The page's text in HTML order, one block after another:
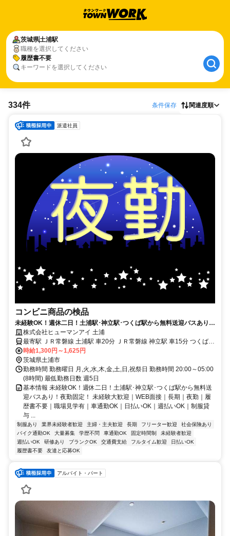
茨城県土浦駅
職種を選択してください
履歴書不要
キーワードを選択してください
334件 条件保存 関連度順
派遣社員
コンビニ商品の検品
未経験OK！週休二日！土浦駅･神立駅･つくば駅から無料送迎バスあり！
夜勤固定！
株式会社ヒューマンアイ 土浦
最寄駅 ＪＲ常磐線 土浦駅 車20分 ＪＲ常磐線 神立駅 車15分 つくばエ
クスプレス つくば駅 車15分 土浦・神立駅・つくば駅から無料送迎バ
時給1,300円～1,625円
茨城県土浦市
勤務時間 勤務曜日 月,火,水,木,金,土,日,祝祭日 勤務時間 20:00～05:00
(8時間) 最低勤務日数 週5日
基本情報 未経験OK！週休二日！土浦駅･神立駅･つくば駅から無料送
迎バスあり！夜勤固定！ 未経験大歓迎｜WEB面接｜長期｜夜勤｜履
歴書不要｜職場見学有｜車通勤OK｜日払いOK｜週払いOK｜制服貸
与 ...
制服あり 業界未経験者歓迎 主婦・主夫歓迎 長期 フリーター歓迎
社会保険あり
バイク通勤OK
大量募集 学歴不問 車通勤OK 固定時間制
未経験者歓迎
週払いOK
研修あり ブランクOK 交通費支給 フルタイム歓迎
日払いOK
履歴書不要
友達と応募OK
アルバイト・パート